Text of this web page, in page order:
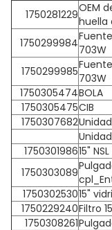
1750281229OEM
huella
1750299984703W
1750299985703W
1750305474BOLA
1750305475CIB
1750307682
175030198615"
1750303089
175030253015"
1750229240Filtro
1750308261